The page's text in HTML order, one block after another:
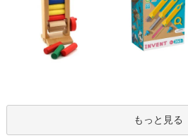
もっと見る